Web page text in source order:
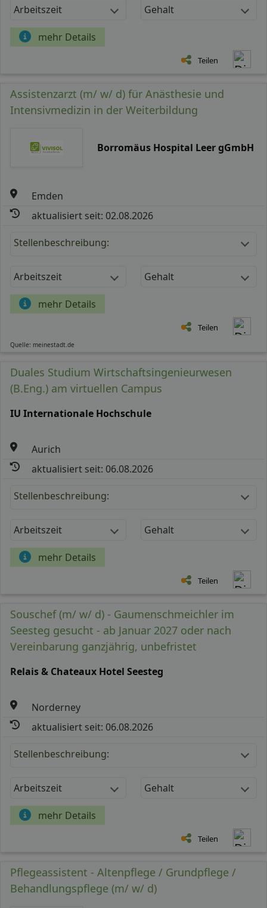
Arbeitszeit Gehalt
mehr Details
Teilen
Assistenzarzt (m/ w/ d) für Anästhesie und
Intensivmedizin in der Weiterbildung
Borromäus Hospital Leer gGmbH
Emden
aktualisiert seit: 02.08.2026
Stellenbeschreibung:
Arbeitszeit Gehalt
mehr Details
Teilen
Quelle: meinestadt.de
Duales Studium Wirtschaftsingenieurwesen
(B.Eng.) am virtuellen Campus
IU Internationale Hochschule
Aurich
aktualisiert seit: 06.08.2026
Stellenbeschreibung:
Arbeitszeit Gehalt
mehr Details
Teilen
Souschef (m/ w/ d) - Gaumenschmeichler im
Seesteg gesucht - ab Januar 2027 oder nach
Vereinbarung ganzjährig, unbefristet
Relais & Chateaux Hotel Seesteg
Norderney
aktualisiert seit: 06.08.2026
Stellenbeschreibung:
Arbeitszeit Gehalt
mehr Details
Teilen
Pflegeassistent - Altenpflege / Grundpflege /
Behandlungspflege (m/ w/ d)